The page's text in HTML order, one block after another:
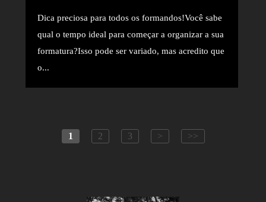
Dica preciosa para todos os formandos!Você sabe
qual o tempo ideal para começar a organizar a sua
formatura?Isso pode ser variado, mas acredito que
o...
1 2 3 > >>